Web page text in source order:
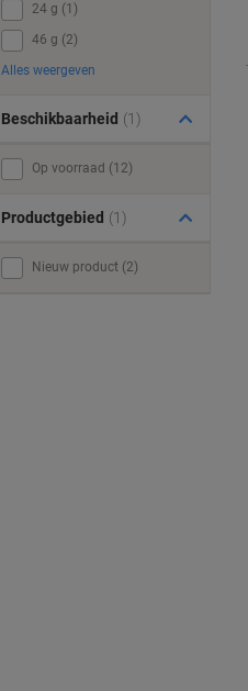
24 g (1)
46 g (2)
Alles weergeven
Beschikbaarheid (1)
Op voorraad (12)
Productgebied (1)
Nieuw product (2)